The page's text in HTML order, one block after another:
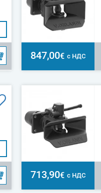
847,00€ с НДС
713,90€ с НДС